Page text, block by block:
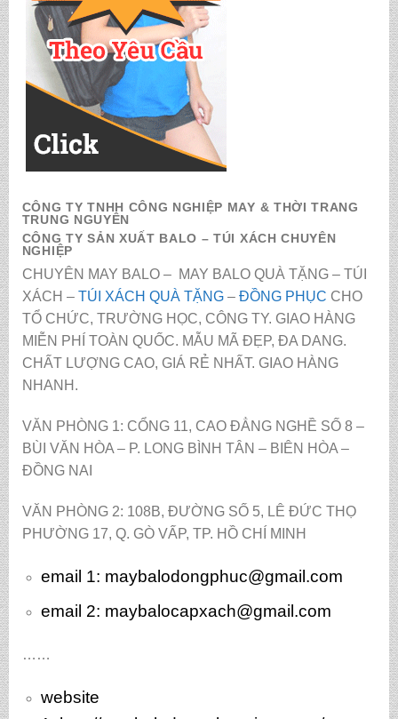
CÔNG TY TNHH CÔNG NGHIỆP MAY & THỜI TRANG
TRUNG NGUYÊN
CÔNG TY SẢN XUẤT BALO – TÚI XÁCH CHUYÊN
NGHIỆP
CHUYÊN MAY BALO – MAY BALO QUÀ TẶNG – TÚI
XÁCH – TÚI XÁCH QUÀ TẶNG– ĐỒNG PHỤC CHO
TỔ CHỨC, TRƯỜNG HỌC, CÔNG TY. GIAO HÀNG
MIỄN PHÍ TOÀN QUỐC. MẪU MÃ ĐẸP, ĐA DANG.
CHẤT LƯỢNG CAO, GIÁ RẺ NHẤT. GIAO HÀNG
NHANH.
VĂN PHÒNG 1: CỔNG 11, CAO ĐẲNG NGHỀ SỐ 8 –
BÙI VĂN HÒA – P. LONG BÌNH TÂN – BIÊN HÒA –
ĐỒNG NAI
VĂN PHÒNG 2: 108B, ĐƯỜNG SỐ 5, LÊ ĐỨC THỌ
PHƯỜNG 17, Q. GÒ VẤP, TP. HỒ CHÍ MINH
email 1: maybalodongphuc@gmail.com
email 2: maybalocapxach@gmail.com
……
website